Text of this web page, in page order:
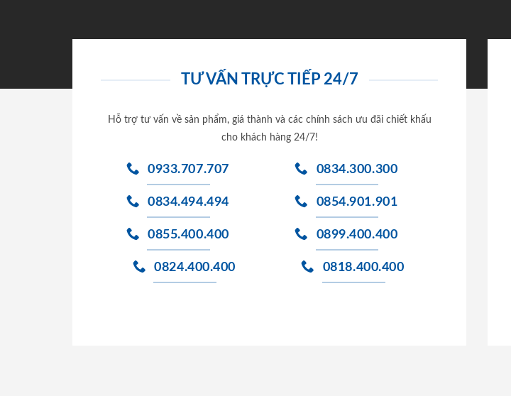
TƯ VẤN TRỰC TIẾP 24/7
Hỗ trợ tư vấn về sản phẩm, giá thành và các chính sách ưu đãi chiết khấu
cho khách hàng 24/7!
0933.707.707
0834.494.494
0855.400.400
0824.400.400
0834.300.300
0854.901.901
0899.400.400
0818.400.400